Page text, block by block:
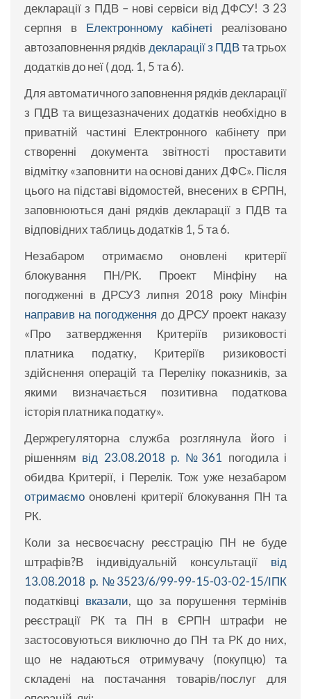
декларації з ПДВ – нові сервіси від ДФСУ! З 23
серпня в Електронному кабінеті реалізовано
автозаповнення рядківдекларації з ПДВта трьох
додатків до неї ( дод. 1, 5 та 6).
Для автоматичного заповнення рядків декларації
з ПДВ та вищезазначених додатків необхідно в
приватній частині Електронного кабінету при
створенні документа звітності проставити
відмітку «заповнити на основі даних ДФС». Після
цього на підставі відомостей, внесених в ЄРПН,
заповнюються дані рядків декларації з ПДВ та
відповідних таблиць додатків 1, 5 та 6.
Незабаром отримаємо оновлені критерії
блокування ПН/РК. Проект Мінфіну на
погодженні в ДРСУ3 липня 2018 року Мінфін
направив на погодження до ДРСУ проект наказу
«Про затвердження Критеріїв ризиковості
платника податку, Критеріїв ризиковості
здійснення операцій та Переліку показників, за
якими визначається позитивна податкова
історія платника податку».
Держрегуляторна служба розглянула його і
рішенням від 23.08.2018 р. №361 погодила і
обидва Критерії, і Перелік. Тож уже незабаром
отримаємо оновлені критерії блокування ПН та
РК.
Коли за несвоєчасну реєстрацію ПН не буде
штрафів?В індивідуальній консультації від
13.08.2018 р. №3523/6/99-99-15-03-02-15/ІПК
податківці вказали, що за порушення термінів
реєстрації РК та ПН в ЄРПН штрафи не
застосовуються виключно до ПН та РК до них,
що не надаються отримувачу (покупцю) та
складені на постачання товарів/послуг для